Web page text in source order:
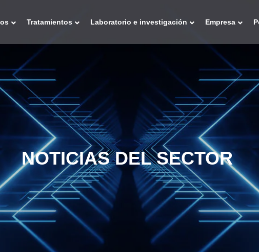
Tratamientos Laboratorio e investigación Empresa
NOTICIAS DEL SECTOR